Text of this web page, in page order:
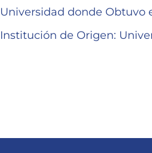
Universidad donde
Institución de Origen: